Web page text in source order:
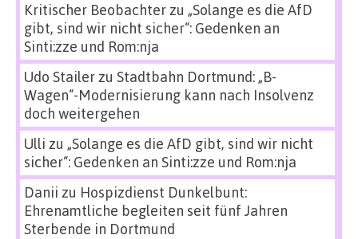
Kritischer Beobachterzu „Solange es die AfD
gibt, sind wir nicht sicher“: Gedenken an
Sinti:zze und Rom:nja
Udo Stailerzu Stadtbahn Dortmund: „B-
Wagen“-Modernisierung kann nach Insolvenz
doch weitergehen
Ulli zu „Solange es die AfD gibt, sind wir nicht
sicher“: Gedenken an Sinti:zze und Rom:nja
Danii zu Hospizdienst Dunkelbunt:
Ehrenamtliche begleiten seit fünf Jahren
Sterbende in Dortmund